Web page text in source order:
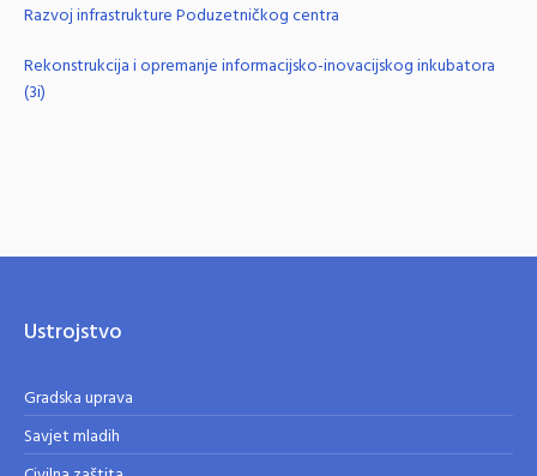
Razvoj infrastrukture Poduzetničkog centra
Rekonstrukcija i opremanje informacijsko-inovacijskog inkubatora
(3i)
Ustrojstvo
Gradska uprava
Savjet mladih